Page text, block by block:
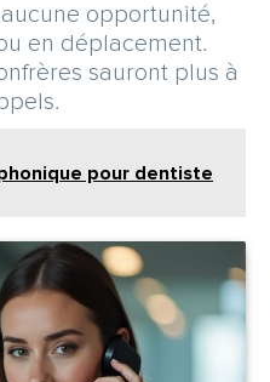
aucune opportunité,
en déplacement.
sauront plus à
pour dentiste